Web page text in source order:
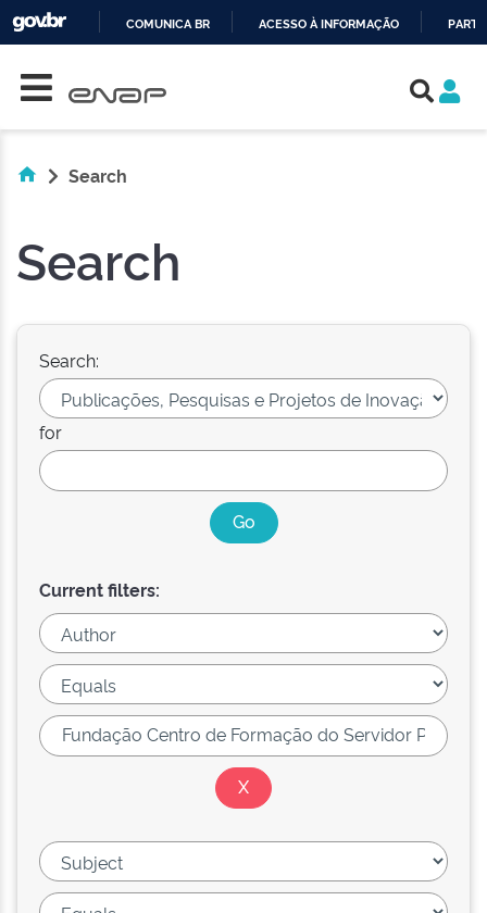
COMUNICA BR ACESSO À INFORMAÇÃO
Search
Search
Search:
for
Current filters: